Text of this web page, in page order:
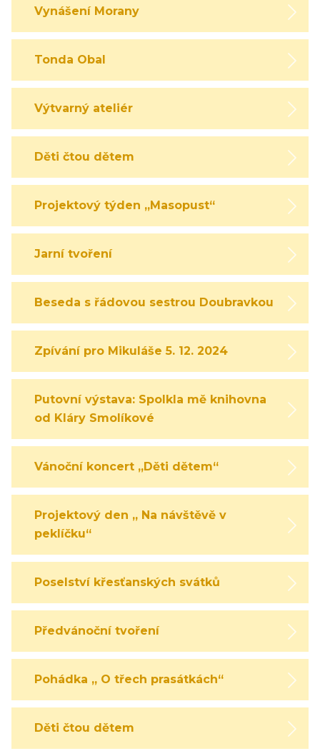
Vynášení Morany
Tonda Obal
Výtvarný ateliér
Děti čtou dětem
Projektový týden „Masopust“
Jarní tvoření
Beseda s řádovou sestrou Doubravkou
Zpívání pro Mikuláše 5. 12. 2024
Putovní výstava: Spolkla mě knihovna
od Kláry Smolíkové
Vánoční koncert „Děti dětem“
Projektový den „ Na návštěvě v
peklíčku“
Poselství křesťanských svátků
Předvánoční tvoření
Pohádka „ O třech prasátkách“
Děti čtou dětem